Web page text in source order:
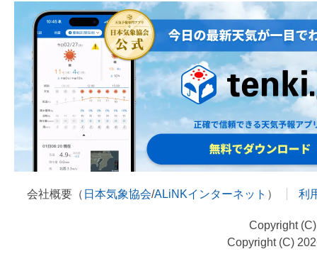
会社概要（ 日本気象協会/ALiNKインターネット ） 利
Copyright
Copyright (C)